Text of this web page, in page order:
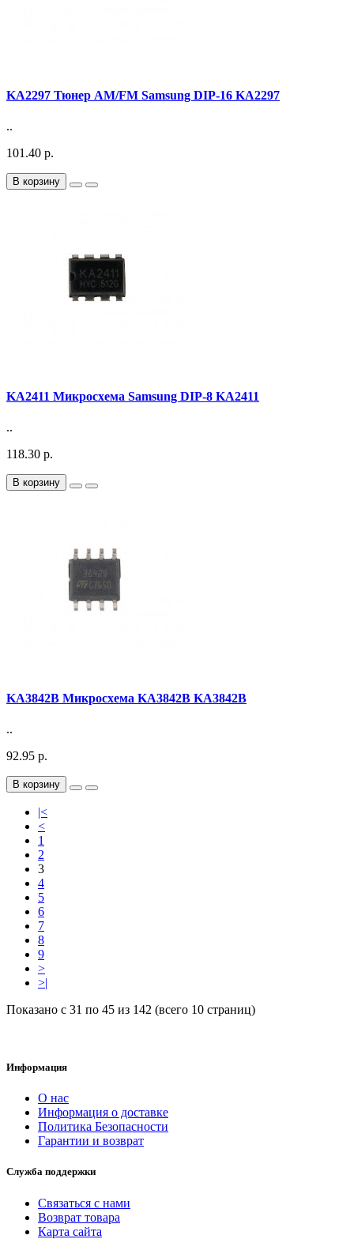
KA2297 Тюнер AM/FM Samsung DIP-16 KA2297
..
101.40 р.
В корзину
KA2411 Микросхема Samsung DIP-8 KA2411
..
118.30 р.
В корзину
KA3842B Микросхема KA3842B KA3842B
..
92.95 р.
В корзину
|<
<
1
2
3
4
5
6
7
8
9
>
>|
Показано с 31 по 45 из 142 (всего 10 страниц)
Информация
О нас
Информация о доставке
Политика Безопасности
Гарантии и возврат
Служба поддержки
Связаться с нами
Возврат товара
Карта сайта